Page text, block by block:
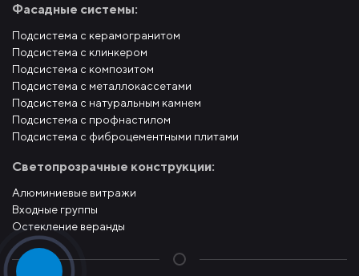
Фасадные системы:
Подсистема с керамогранитом
Подсистема с клинкером
Подсистема с композитом
Подсистема с металлокассетами
Подсистема с натуральным камнем
Подсистема с профнастилом
Подсистема с фиброцементными плитами
Светопрозрачные конструкции:
Алюминиевые витражи
Входные группы
Остекление веранды